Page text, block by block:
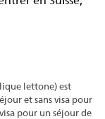
lettone) est
et sans visa pour
pour un séjour de